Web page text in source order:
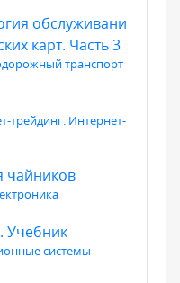
обслуживани
карт. Часть 3
транспорт
трейдинг. Интернет-
чайников
Учебник
системы